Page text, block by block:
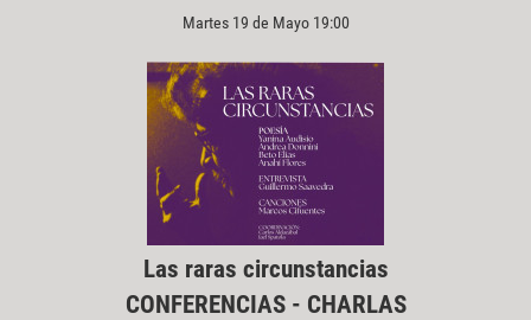
Martes 19 de Mayo 19:00
Las raras circunstancias
CONFERENCIAS - CHARLAS